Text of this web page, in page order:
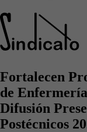
Fortalecen
de
Difusión
Postécnicos